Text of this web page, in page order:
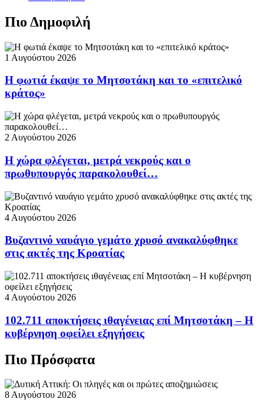
Πιο Δημοφιλή
1 Αυγούστου 2026
Η φωτιά έκαψε το Μητσοτάκη και το «επιτελικό
κράτος»
2 Αυγούστου 2026
Η χώρα φλέγεται, μετρά νεκρούς και ο
πρωθυπουργός παρακολουθεί…
4 Αυγούστου 2026
Βυζαντινό ναυάγιο γεμάτο χρυσό ανακαλύφθηκε
στις ακτές της Κροατίας
4 Αυγούστου 2026
102.711 αποκτήσεις ιθαγένειας επί Μητσοτάκη – Η
κυβέρνηση οφείλει εξηγήσεις
Πιο Πρόσφατα
8 Αυγούστου 2026